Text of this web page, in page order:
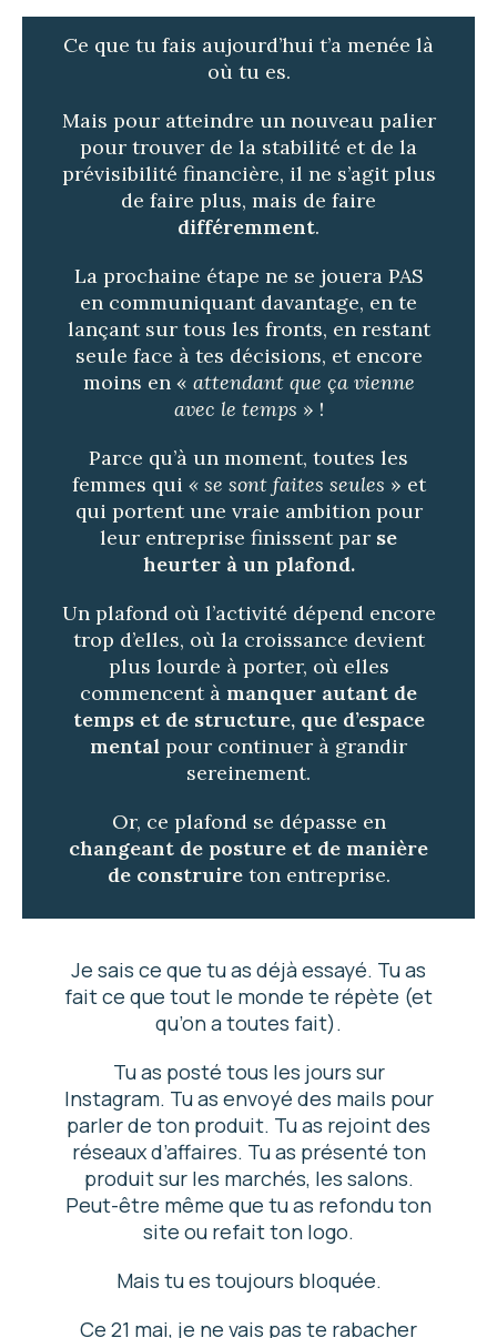
Ce que tu fais aujourd’hui t’a menée là
où tu es.
Mais pour atteindre un nouveau palier
pour trouver de la stabilité et de la
prévisibilité financière, il ne s’agit plus
de faire plus, mais de faire
différemment.
La prochaine étape ne se jouera PAS
en communiquant davantage, en te
lançant sur tous les fronts, en restant
seule face à tes décisions, et encore
moins en « attendant que ça vienne
avec le temps » !
Parce qu’à un moment, toutes les
femmes qui « se sont faites seules » et
qui portent une vraie ambition pour
leur entreprise finissent par se
heurter à un plafond.
Un plafond où l’activité dépend encore
trop d’elles, où la croissance devient
plus lourde à porter, où elles
commencent à manquer autant de
temps et de structure, que d’espace
mental pour continuer à grandir
sereinement.
Or, ce plafond se dépasse en
changeant de posture et de manière
de construire ton entreprise.
Je sais ce que tu as déjà essayé. Tu as
fait ce que tout le monde te répète (et
qu’on a toutes fait).
Tu as posté tous les jours sur
Instagram. Tu as envoyé des mails pour
parler de ton produit. Tu as rejoint des
réseaux d’affaires. Tu as présenté ton
produit sur les marchés, les salons.
Peut-être même que tu as refondu ton
site ou refait ton logo.
Mais tu es toujours bloquée.
Ce 21 mai, je ne vais pas te rabacher